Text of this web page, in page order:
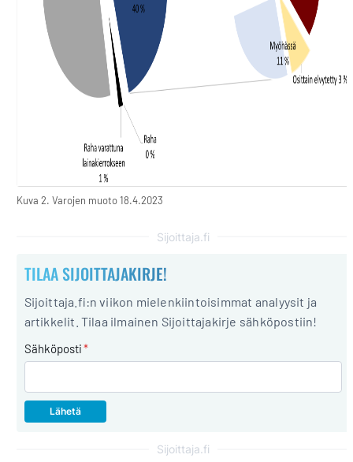
Kuva 2. Varojen muoto 18.4.2023
Sijoittaja.fi
TILAA SIJOITTAJAKIRJE!
Sijoittaja.fi:n viikon mielenkiintoisimmat analyysit ja
artikkelit. Tilaa ilmainen Sijoittajakirje sähköpostiin!
Sähköposti*
Sijoittaja.fi